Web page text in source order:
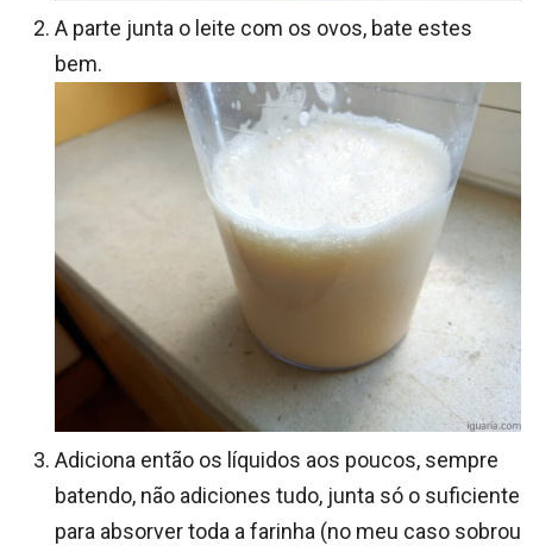
A parte junta o leite com os ovos, bate estes
bem.
Adiciona então os líquidos aos poucos, sempre
batendo, não adiciones tudo, junta só o suficiente
para absorver toda a farinha (no meu caso sobrou